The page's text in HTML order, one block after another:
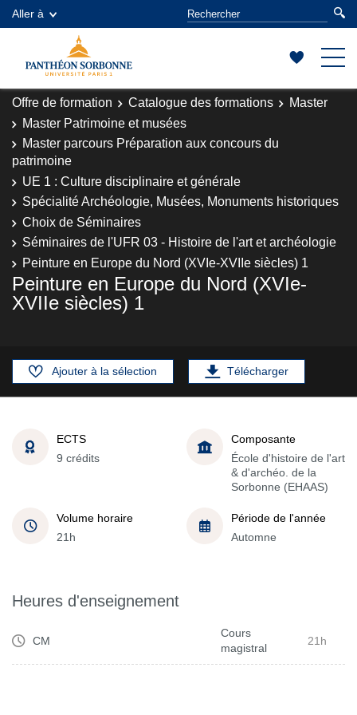
Aller à
Offre de formation Catalogue des formations
Master
Master Patrimoine et musées
Master parcours Préparation aux concours du
patrimoine
UE 1 : Culture disciplinaire et générale
Spécialité Archéologie, Musées, Monuments historiques
Choix de Séminaires
Séminaires de l'UFR 03 - Histoire de l'art et archéologie
Peinture en Europe du Nord (XVIe-XVIIe siècles) 1
Peinture en Europe du Nord (XVIe-
XVIIe siècles) 1
Ajouter à la sélection Télécharger
ECTS
9 crédits
Composante
École d'histoire de l'art
& d'archéo. de la
Sorbonne (EHAAS)
Volume horaire
21h
Période de l'année
Automne
Heures d'enseignement
CM
Cours
magistral
21h